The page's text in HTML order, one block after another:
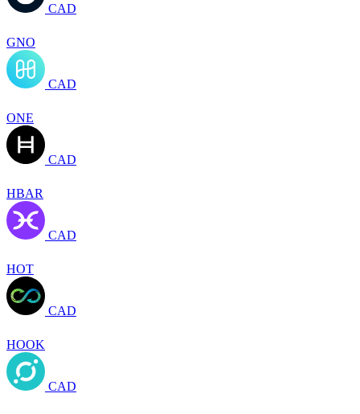
CAD
GNO
CAD
ONE
CAD
HBAR
CAD
HOT
CAD
HOOK
CAD